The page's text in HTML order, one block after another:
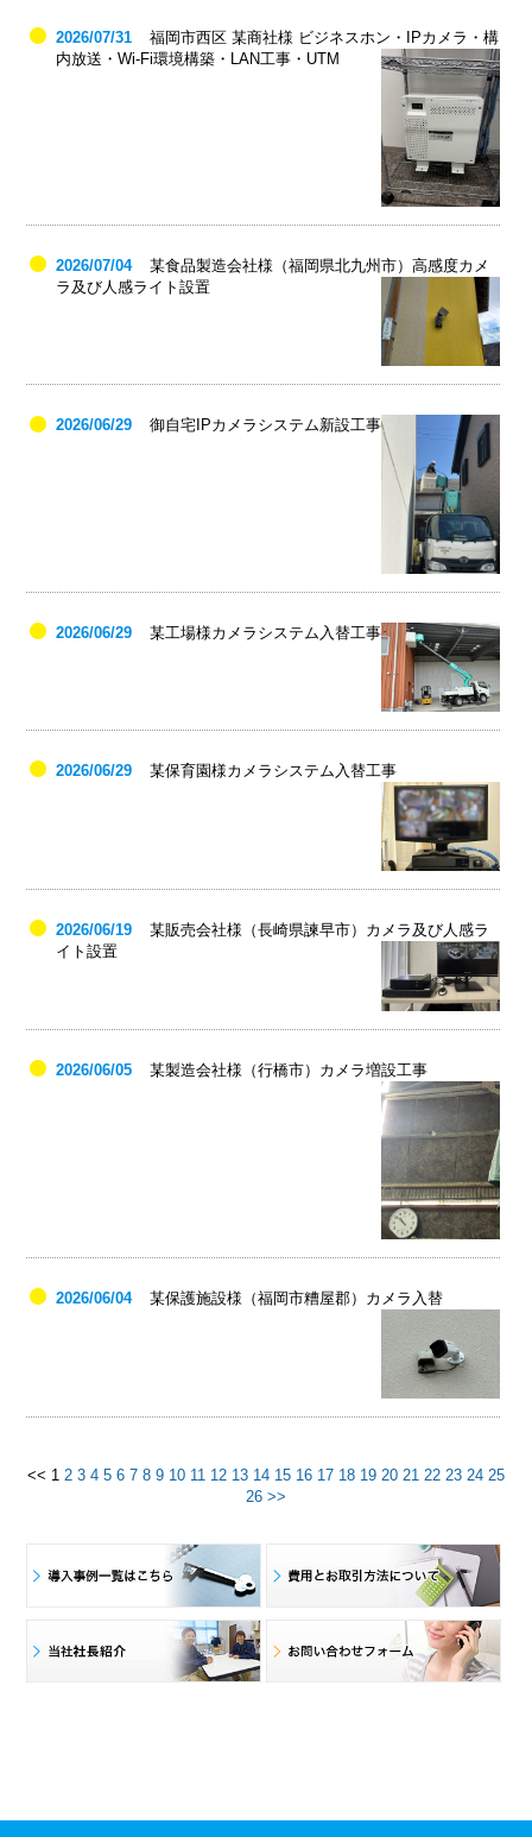
2026/07/31
福岡市西区 某商社様 ビジネスホン・IPカメラ・構
内放送・Wi-Fi環境構築・LAN工事・UTM
2026/07/04
某食品製造会社様（福岡県北九州市）高感度カメ
ラ及び人感ライト設置
2026/06/29 御自宅IPカメラシステム新設工事
2026/06/29 某工場様カメラシステム入替工事
2026/06/29 某保育園様カメラシステム入替工事
2026/06/19
某販売会社様（長崎県諫早市）カメラ及び人感ラ
イト設置
2026/06/05 某製造会社様（行橋市）カメラ増設工事
2026/06/04 某保護施設様（福岡市糟屋郡）カメラ入替
<< 1 2 3 4 5 6 7 8 9 10 11 12 13 14 15 16 17 18 19 20 21 22 23 24 25
26 >>